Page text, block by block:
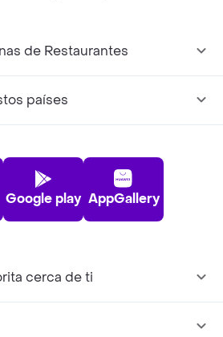
de Restaurantes
países
Google play AppGallery
cerca de ti